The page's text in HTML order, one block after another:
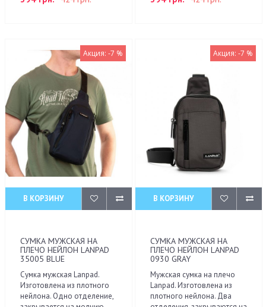
Акция: -7 %
В КОРЗИНУ
СУМКА МУЖСКАЯ НА
ПЛЕЧО НЕЙЛОН LANPAD
35005 BLUE
Сумка мужская Lanpad.
Изготовлена из плотного
нейлона. Одно отделение,
Акция: -7 %
В КОРЗИНУ
СУМКА МУЖСКАЯ НА
ПЛЕЧО НЕЙЛОН LANPAD
0930 GRAY
Мужская сумка на плечо
Lanpad. Изготовлена из
плотного нейлона. Два